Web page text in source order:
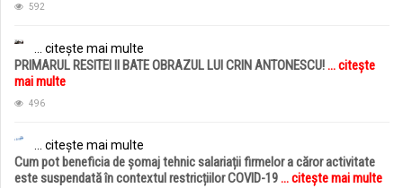
592
... citește mai multe
PRIMARUL RESITEI II BATE OBRAZUL LUI CRIN ANTONESCU!... citește
mai multe
496
... citește mai multe
Cum pot beneficia de șomaj tehnic salariații firmelor a căror activitate
este suspendată în contextul restricțiilor COVID-19... citește mai multe